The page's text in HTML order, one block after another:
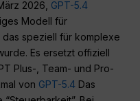
2026, GPT-5.4
Modell für
speziell für komplexe
Es ersetzt offiziell
Plus-, Team- und Pro-
von GPT-5.4 Das